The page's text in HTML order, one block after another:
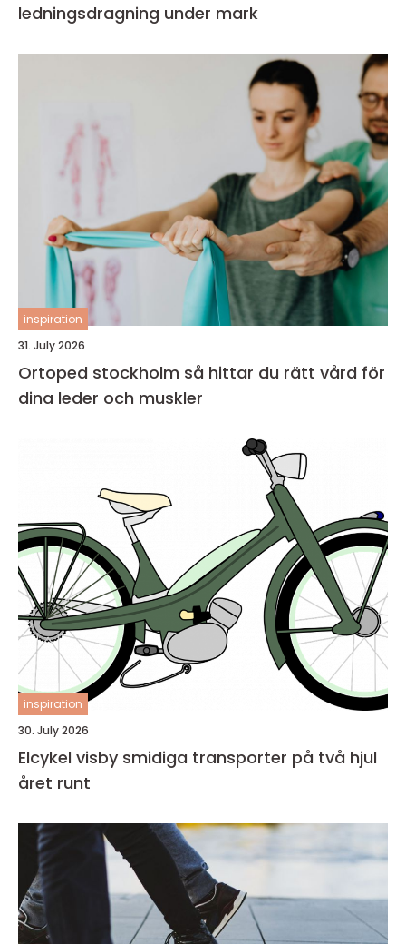
ledningsdragning under mark
inspiration
31. July 2026
Ortoped stockholm så hittar du rätt vård för
dina leder och muskler
inspiration
30. July 2026
Elcykel visby smidiga transporter på två hjul
året runt